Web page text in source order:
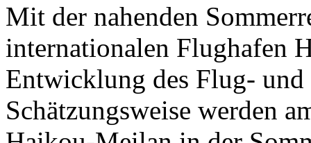
Mit der nahenden
internationalen Flughafen
Entwicklung des Flug- und
Schätzungsweise werden